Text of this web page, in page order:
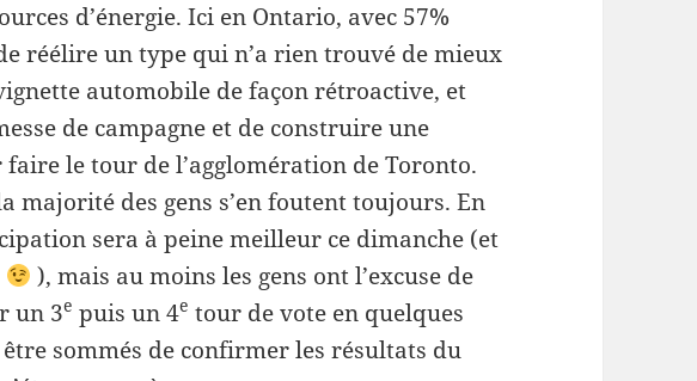
d’énergie. Ici en Ontario, avec 57%
réélire un type qui n’a rien trouvé de mieux
automobile de façon rétroactive, et
de campagne et de construire une
le tour de l’agglomération de Toronto.
majorité des gens s’en foutent toujours. En
sera à peine meilleur ce dimanche (et
), mais au moins les gens ont l’excuse de
un 3e puis un 4e tour de vote en quelques
sommés de confirmer les résultats du